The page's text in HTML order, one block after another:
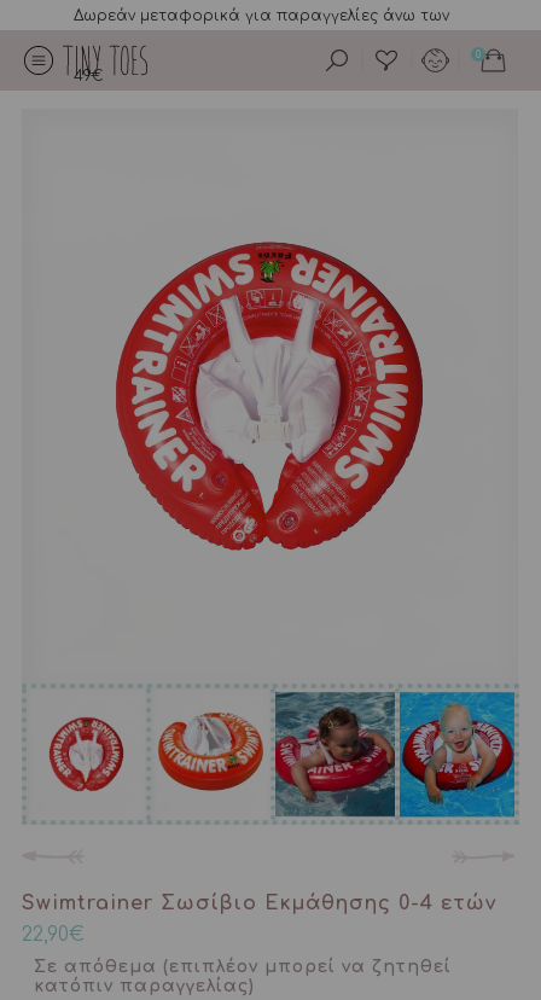
Δωρεάν μεταφορικά για παραγγελίες άνω των
49€
0
Swimtrainer Σωσίβιο Εκμάθησης 0-4 ετών
22,90€
Σε απόθεμα (επιπλέον μπορεί να ζητηθεί
κατόπιν παραγγελίας)